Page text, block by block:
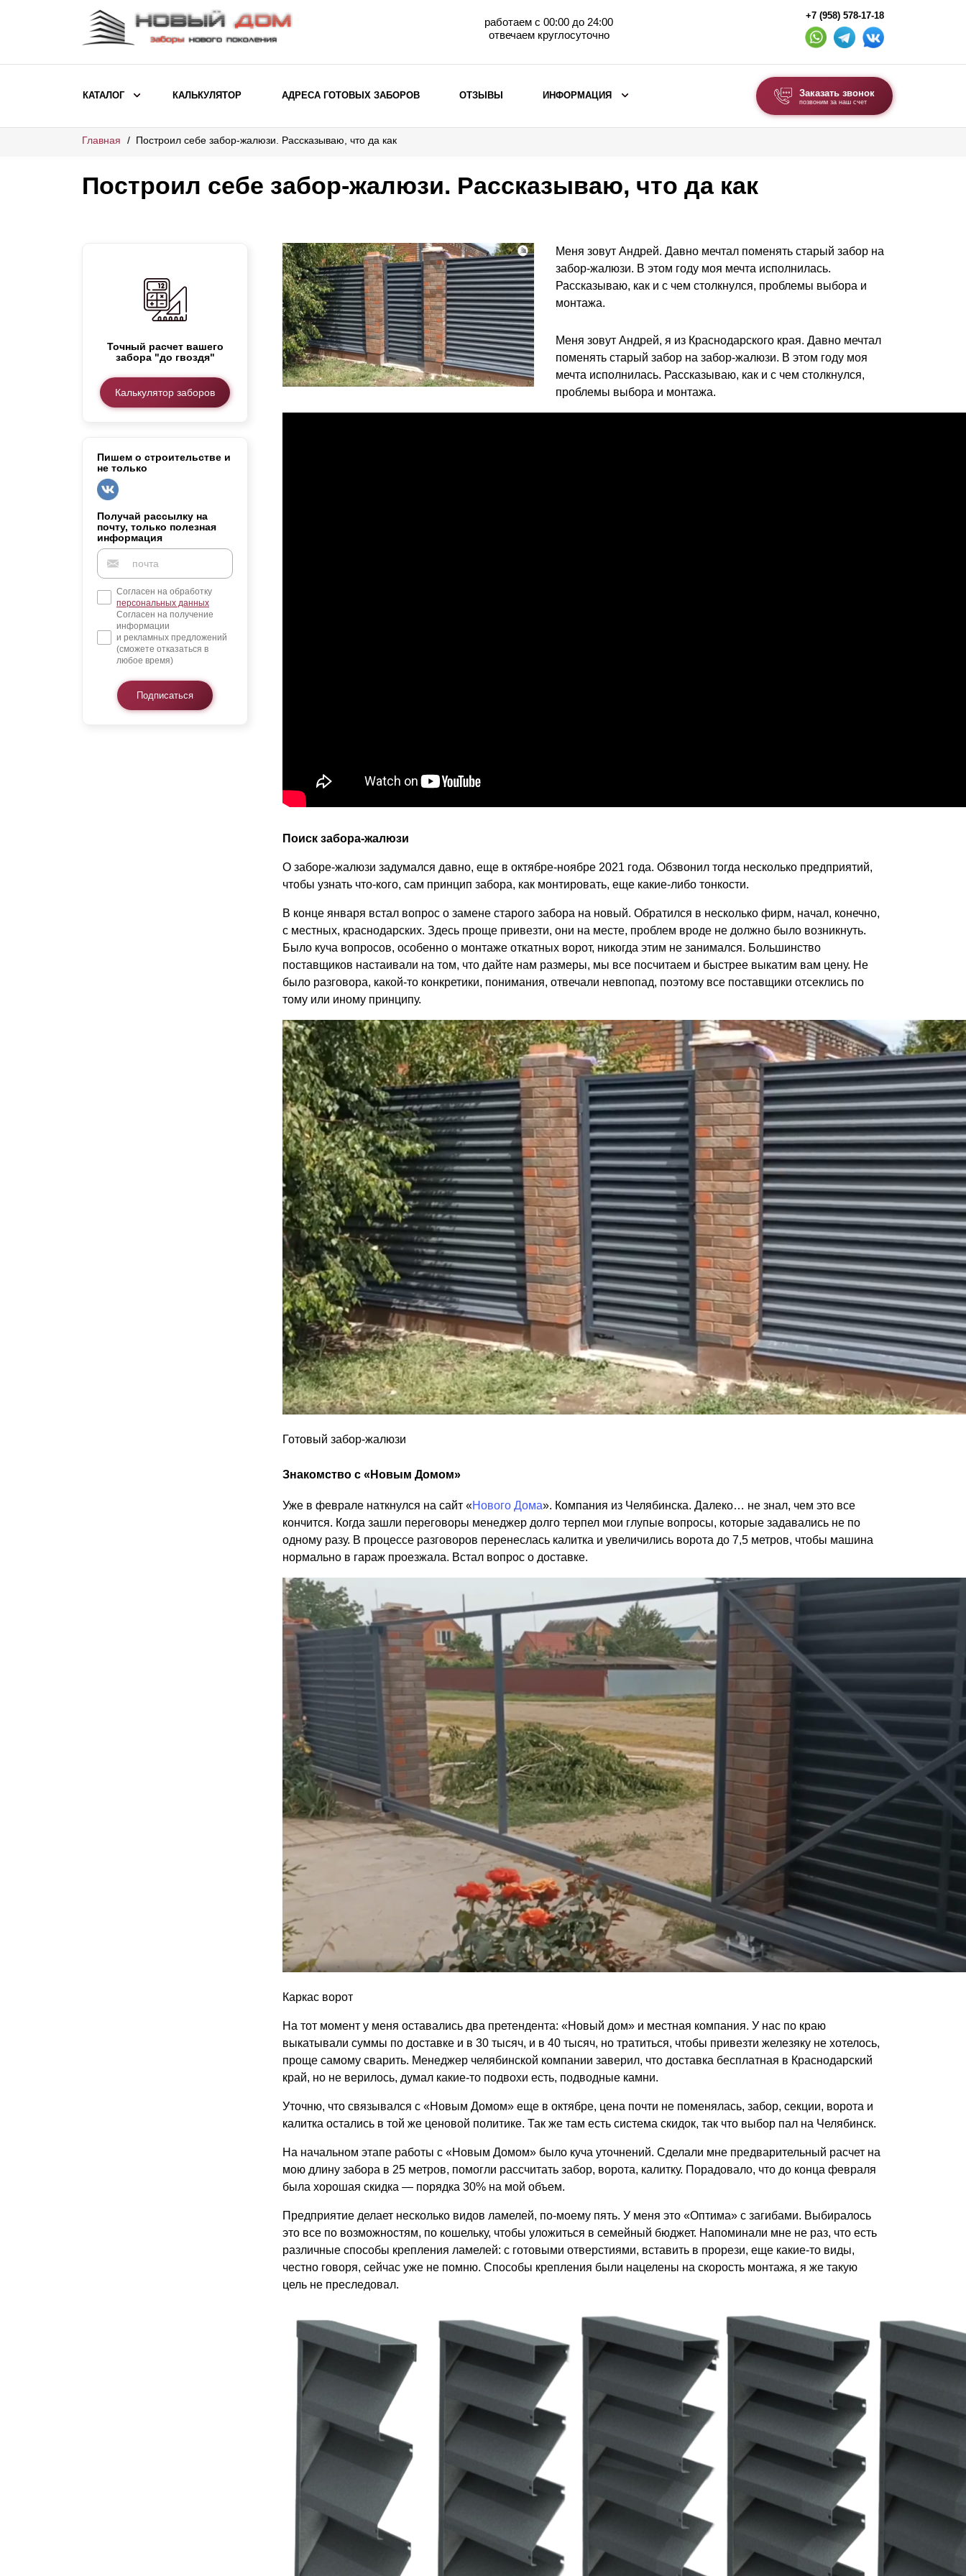
работаем с 00:00 до 24:00
отвечаем круглосуточно
+7 (958) 578-17-18
КАТАЛОГ
ВЫБОР ПО МОДЕЛИ
Заборы Хай-тек
Заборы и ограждения для детских
садов
Элитные заборы для коттеджей
Забор на участок 10 соток
Заборы и ограждения для дома
Заборы из евроштакетника
Забор жалюзи с кирпичными столбами
Металлические заборы
Металлические ограждения
ВЫБОР ПО ХАРАКТЕРИСТИКАМ
Горизонтальные заборы
Высокие заборы
Красивые, дизайнерские заборы
Комбинированные заборы
ВОРОТА И КАЛИТКИ
Ворота откатные
Каркасы ворот
Калитки
Входные группы
КАЛЬКУЛЯТОР АДРЕСА ГОТОВЫХ ЗАБОРОВ ОТЗЫВЫ ИНФОРМАЦИЯ Заказать звонок
позвоним за наш счет
Главная Построил себе забор-жалюзи. Рассказываю, что да как
Построил себе забор-жалюзи. Рассказываю, что да как
Точный расчет вашего
забора "до гвоздя"
Калькулятор заборов
Пишем о строительстве и
не только
Получай рассылку на
почту, только полезная
информация
Согласен на обработку
персональных данных
Согласен на получение
информации
и рекламных предложений
(сможете отказаться в
любое время)
Подписаться
Меня зовут Андрей. Давно мечтал поменять старый забор на
забор-жалюзи. В этом году моя мечта исполнилась.
Рассказываю, как и с чем столкнулся, проблемы выбора и
монтажа.
Меня зовут Андрей, я из Краснодарского края. Давно мечтал
поменять старый забор на забор-жалюзи. В этом году моя
мечта исполнилась. Рассказываю, как и с чем столкнулся,
проблемы выбора и монтажа.
Поиск забора-жалюзи
О заборе-жалюзи задумался давно, еще в октябре-ноябре 2021 года. Обзвонил тогда несколько предприятий,
чтобы узнать что-кого, сам принцип забора, как монтировать, еще какие-либо тонкости.
В конце января встал вопрос о замене старого забора на новый. Обратился в несколько фирм, начал, конечно,
с местных, краснодарских. Здесь проще привезти, они на месте, проблем вроде не должно было возникнуть.
Было куча вопросов, особенно о монтаже откатных ворот, никогда этим не занимался. Большинство
поставщиков настаивали на том, что дайте нам размеры, мы все посчитаем и быстрее выкатим вам цену. Не
было разговора, какой-то конкретики, понимания, отвечали невпопад, поэтому все поставщики отсеклись по
тому или иному принципу.
Готовый забор-жалюзи
Знакомство с «Новым Домом»
Уже в феврале наткнулся на сайт «Нового Дома». Компания из Челябинска. Далеко… не знал, чем это все
кончится. Когда зашли переговоры менеджер долго терпел мои глупые вопросы, которые задавались не по
одному разу. В процессе разговоров перенеслась калитка и увеличились ворота до 7,5 метров, чтобы машина
нормально в гараж проезжала. Встал вопрос о доставке.
Каркас ворот
На тот момент у меня оставались два претендента: «Новый дом» и местная компания. У нас по краю
выкатывали суммы по доставке и в 30 тысяч, и в 40 тысяч, но тратиться, чтобы привезти железяку не хотелось,
проще самому сварить. Менеджер челябинской компании заверил, что доставка бесплатная в Краснодарский
край, но не верилось, думал какие-то подвохи есть, подводные камни.
Уточню, что связывался с «Новым Домом» еще в октябре, цена почти не поменялась, забор, секции, ворота и
калитка остались в той же ценовой политике. Так же там есть система скидок, так что выбор пал на Челябинск.
На начальном этапе работы с «Новым Домом» было куча уточнений. Сделали мне предварительный расчет на
мою длину забора в 25 метров, помогли рассчитать забор, ворота, калитку. Порадовало, что до конца февраля
была хорошая скидка — порядка 30% на мой объем.
Предприятие делает несколько видов ламелей, по-моему пять. У меня это «Оптима» с загибами. Выбиралось
это все по возможностям, по кошельку, чтобы уложиться в семейный бюджет. Напоминали мне не раз, что есть
различные способы крепления ламелей: с готовыми отверстиями, вставить в прорези, еще какие-то виды,
честно говоря, сейчас уже не помню. Способы крепления были нацелены на скорость монтажа, я же такую
цель не преследовал.